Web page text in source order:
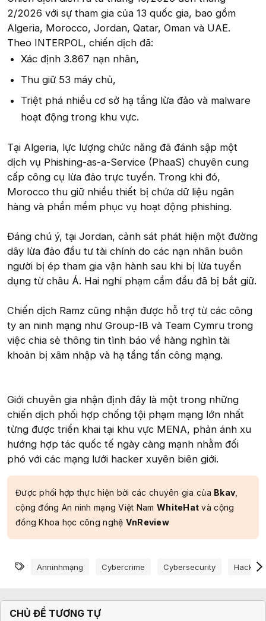
2/2026 với sự tham gia của 13 quốc gia, bao gồm
Algeria, Morocco, Jordan, Qatar, Oman và UAE.
Theo INTERPOL, chiến dịch đã:
Xác định 3.867 nạn nhân,
Thu giữ 53 máy chủ,
Triệt phá nhiều cơ sở hạ tầng lừa đảo và malware
hoạt động trong khu vực.
Tại Algeria, lực lượng chức năng đã đánh sập một
dịch vụ Phishing-as-a-Service (PhaaS) chuyên cung
cấp công cụ lừa đảo trực tuyến. Trong khi đó,
Morocco thu giữ nhiều thiết bị chứa dữ liệu ngân
hàng và phần mềm phục vụ hoạt động phishing.
Đáng chú ý, tại Jordan, cảnh sát phát hiện một đường
dây lừa đảo đầu tư tài chính do các nạn nhân buôn
người bị ép tham gia vận hành sau khi bị lừa tuyển
dụng từ châu Á. Hai nghi phạm cầm đầu đã bị bắt giữ.
Chiến dịch Ramz cũng nhận được hỗ trợ từ các công
ty an ninh mạng như Group-IB và Team Cymru trong
việc chia sẻ thông tin tình báo về hàng nghìn tài
khoản bị xâm nhập và hạ tầng tấn công mạng.
Giới chuyên gia nhận định đây là một trong những
chiến dịch phối hợp chống tội phạm mạng lớn nhất
từng được triển khai tại khu vực MENA, phản ánh xu
hướng hợp tác quốc tế ngày càng mạnh nhằm đối
phó với các mạng lưới hacker xuyên biên giới.
Được phối hợp thực hiện bởi các chuyên gia của Bkav
cộng đồng An ninh mạng Việt Nam WhiteHat và cộng
đồng Khoa học công nghệ VnReview
Từ khóa
Anninhmạng Cybercrime Cybersecurity Hacker
CHỦ ĐỀ TƯƠNG TỰ